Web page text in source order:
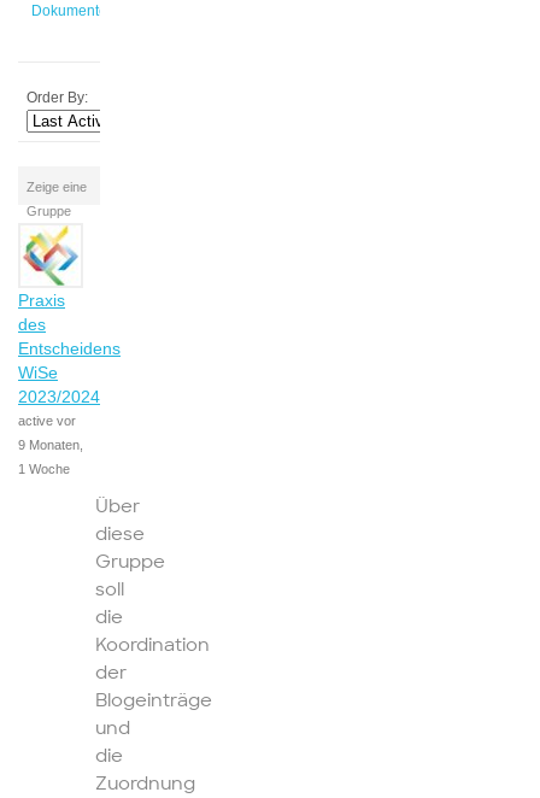
Dokumente
Order By:
Zeige eine
Gruppe
Praxis
des
Entscheidens
WiSe
2023/2024
active vor
9 Monaten,
1 Woche
Über
diese
Gruppe
soll
die
Koordination
der
Blogeinträge
und
die
Zuordnung